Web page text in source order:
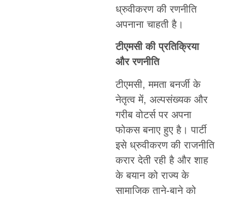
ध्रुवीकरण की रणनीति
अपनाना चाहती है।
टीएमसी की प्रतिक्रिया
और रणनीति
टीएमसी, ममता बनर्जी के
नेतृत्व में, अल्पसंख्यक और
गरीब वोटर्स पर अपना
फोकस बनाए हुए है। पार्टी
इसे ध्रुवीकरण की राजनीति
करार देती रही है और शाह
के बयान को राज्य के
सामाजिक ताने-बाने को